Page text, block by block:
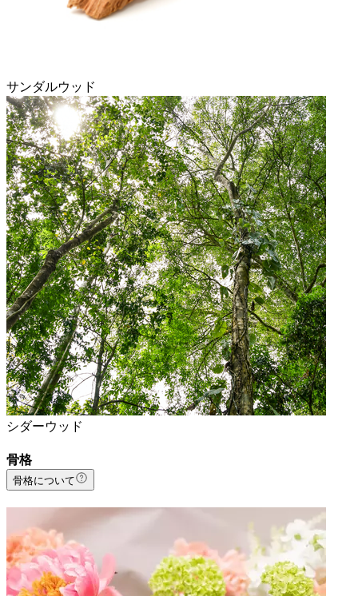
サンダルウッド
シダーウッド
骨格
骨格について